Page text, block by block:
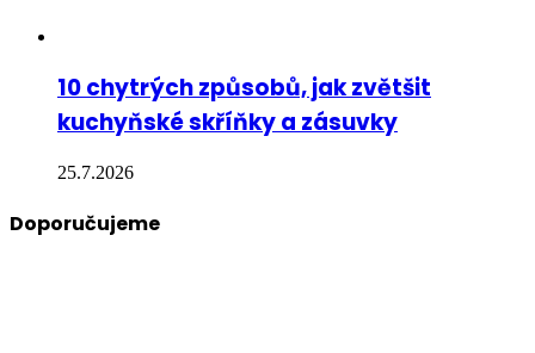
10 chytrých způsobů, jak zvětšit
kuchyňské skříňky a zásuvky
25.7.2026
Doporučujeme